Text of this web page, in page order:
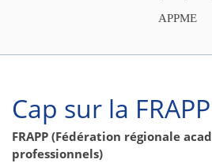
APPME
Cap sur la FRAPP
FRAPP (Fédération régionale
professionnels)